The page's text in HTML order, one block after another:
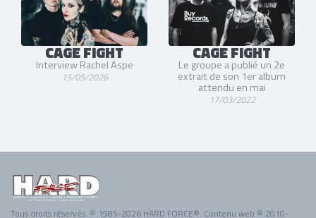
CAGE FIGHT
Interview Rachel Aspe
15/05/2026
CAGE FIGHT
Le groupe a publié un 2e
extrait de son 1er album
attendu en mai
17/03/2022
Tous droits réservés. © 1985-2026 HARD FORCE®. Contenu web © 2010-